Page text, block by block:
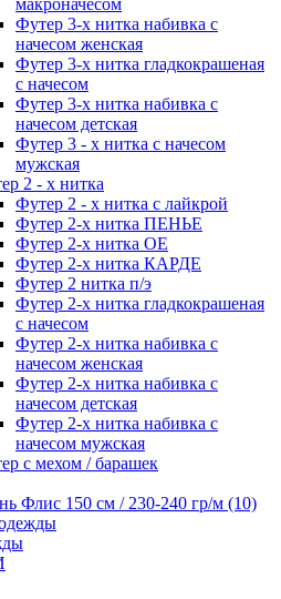
макроначесом
Футер 3-х нитка набивка с
начесом женская
Футер 3-х нитка гладкокрашеная
с начесом
Футер 3-х нитка набивка с
начесом детская
Футер 3 - х нитка с начесом
мужская
2 - х нитка
Футер 2 - х нитка с лайкрой
Футер 2-х нитка ПЕНЬЕ
Футер 2-х нитка ОЕ
Футер 2-х нитка КАРДЕ
Футер 2 нитка п/э
Футер 2-х нитка гладкокрашеная
с начесом
Футер 2-х нитка набивка с
начесом женская
Футер 2-х нитка набивка с
начесом детская
Футер 2-х нитка набивка с
начесом мужская
с мехом / барашек
Флис 150 см / 230-240 гр/м (10)